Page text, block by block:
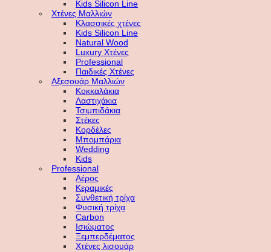
Kids Silicon Line
Χτένες Μαλλιών
Κλασσικές χτένες
Kids Silicon Line
Natural Wood
Luxury Χτένες
Professional
Παιδικές Χτένες
Αξεσουάρ Μαλλιών
Κοκκαλάκια
Λαστιχάκια
Τσιμπιδάκια
Στέκες
Κορδέλες
Μπομπάρια
Wedding
Kids
Professional
Αέρος
Κεραμικές
Συνθετική τρίχα
Φυσική τρίχα
Carbon
Ισιώματος
Ξεμπερδέματος
Χτένες λισουάρ